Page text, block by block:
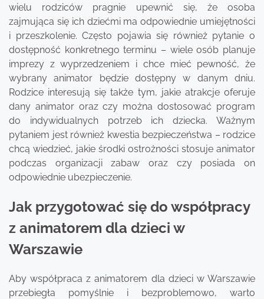
wielu rodziców pragnie upewnić się, że osoba
zajmująca się ich dziećmi ma odpowiednie umiejętności
i przeszkolenie. Często pojawia się również pytanie o
dostępność konkretnego terminu – wiele osób planuje
imprezy z wyprzedzeniem i chce mieć pewność, że
wybrany animator będzie dostępny w danym dniu.
Rodzice interesują się także tym, jakie atrakcje oferuje
dany animator oraz czy można dostosować program
do indywidualnych potrzeb ich dziecka. Ważnym
pytaniem jest również kwestia bezpieczeństwa – rodzice
chcą wiedzieć, jakie środki ostrożności stosuje animator
podczas organizacji zabaw oraz czy posiada on
odpowiednie ubezpieczenie.
Jak przygotować się do współpracy
z animatorem dla dzieci w
Warszawie
Aby współpraca z animatorem dla dzieci w Warszawie
przebiegła pomyślnie i bezproblemowo, warto